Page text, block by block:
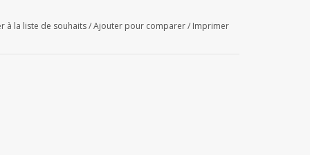
à la liste de souhaits/Ajouter pour comparer/ Imprimer